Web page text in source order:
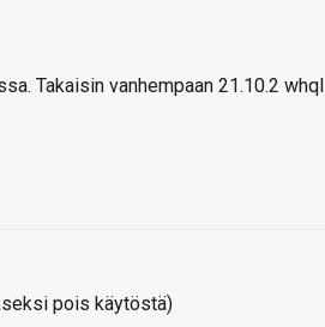
Takaisin vanhempaan 21.10.2 whql
pois käytöstä)